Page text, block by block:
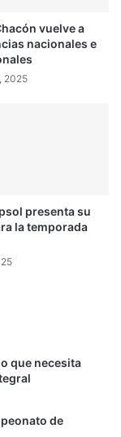
vuelve a
nacionales e
2025
presenta su
la temporada
que necesita
de